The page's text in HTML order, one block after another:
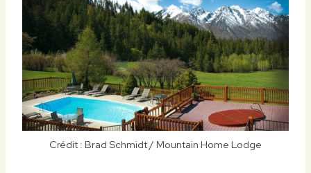
Crédit : Brad Schmidt / Mountain Home Lodge